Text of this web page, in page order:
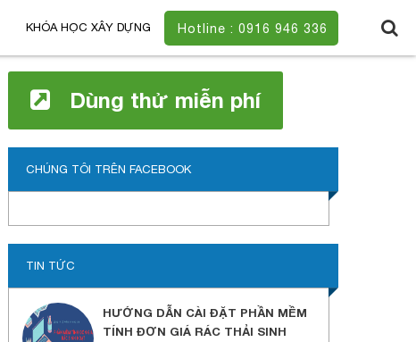
KHÓA HỌC XÂY DỰNG Hotline : 0916 946 336
Dùng thử miễn phí
CHÚNG TÔI TRÊN FACEBOOK
TIN TỨC
HƯỚNG DẪN CÀI ĐẶT PHẦN MỀM
TÍNH ĐƠN GIÁ RÁC THẢI SINH